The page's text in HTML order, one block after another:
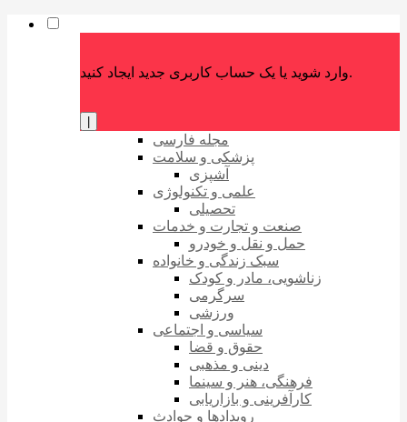
وارد شوید یا یک حساب کاربری جدید ایجاد کنید.
مجله فارسی
پزشکی و سلامت
آشپزی
علمی و تکنولوژی
تحصیلی
صنعت و تجارت و خدمات
حمل و نقل و خودرو
سبک زندگی و خانواده
زناشویی، مادر و کودک
سرگرمی
ورزشی
سیاسی و اجتماعی
حقوق و قضا
دینی و مذهبی
فرهنگی، هنر و سینما
کارآفرینی و بازاریابی
رویدادها و حوادث